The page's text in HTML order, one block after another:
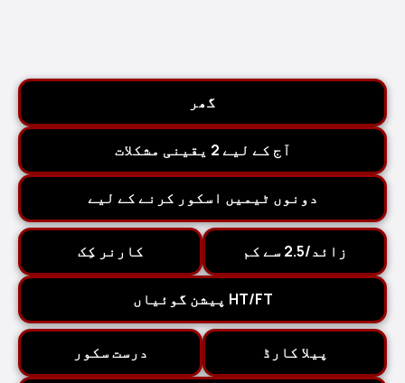
گھر
آج کے لیے 2 یقینی مشکلات
دونوں ٹیمیں اسکور کرنے کے لیے
زائد/2.5 سے کم کارنر کِک
HT/FT پیشن گوئیاں
پیلا کارڈ درست سکور